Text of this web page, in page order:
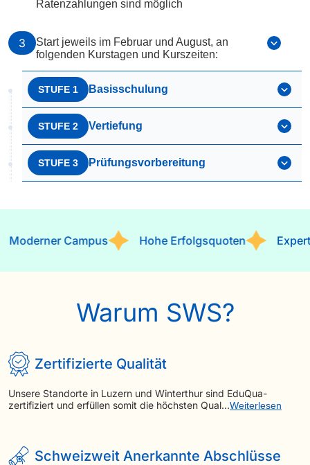
Ratenzahlungen sind möglich
3
Start jeweils im Februar und August, an
folgenden Kurstagen und Kurszeiten:
STUFE 1 Basisschulung
STUFE 2 Vertiefung
STUFE 3 Prüfungsvorbereitung
Campus Hohe Erfolgsquoten
Warum SWS?
Zertifizierte Qualität
Unsere Standorte in Luzern und Winterthur sind EduQua-
zertifiziert und erfüllen somit die höchsten Qual…Weiterlesen
Schweizweit Anerkannte Abschlüsse